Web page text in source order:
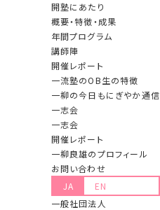
開塾にあたり
概要・特徴・成果
年間プログラム
講師陣
開催レポート
一流塾のOB生の特徴
一柳の今日もにぎやか通信
一志会
一志会
開催レポート
一柳良雄のプロフィール
お問い合わせ
JA
EN
一般社団法人